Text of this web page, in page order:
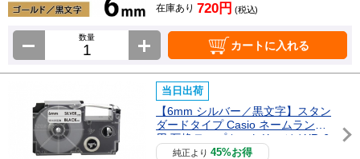
在庫あり 720円 (税込)
数量
カートに入れる
当日出荷
【6mm シルバー／黒文字】スタン
ダードタイプ Casio ネームランド
用 互換テープカートリッジ / XR-6
純正より45%お得